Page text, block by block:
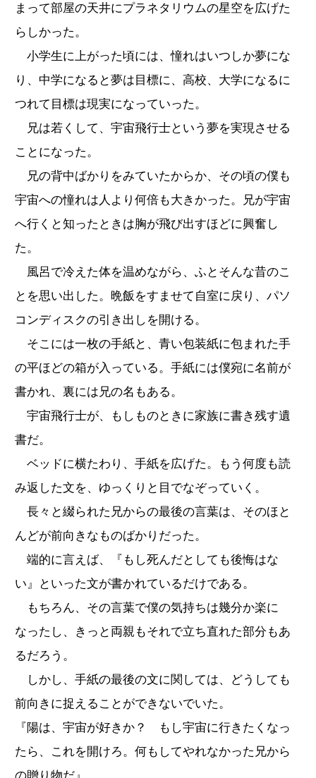
まって部屋の天井にプラネタリウムの星空を広げた
らしかった。
小学生に上がった頃には、憧れはいつしか夢にな
り、中学になると夢は目標に、高校、大学になるに
つれて目標は現実になっていった。
兄は若くして、宇宙飛行士という夢を実現させる
ことになった。
兄の背中ばかりをみていたからか、その頃の僕も
宇宙への憧れは人より何倍も大きかった。兄が宇宙
へ行くと知ったときは胸が飛び出すほどに興奮し
た。
風呂で冷えた体を温めながら、ふとそんな昔のこ
とを思い出した。晩飯をすませて自室に戻り、パソ
コンディスクの引き出しを開ける。
そこには一枚の手紙と、青い包装紙に包まれた手
の平ほどの箱が入っている。手紙には僕宛に名前が
書かれ、裏には兄の名もある。
宇宙飛行士が、もしものときに家族に書き残す遺
書だ。
ベッドに横たわり、手紙を広げた。もう何度も読
み返した文を、ゆっくりと目でなぞっていく。
長々と綴られた兄からの最後の言葉は、そのほと
んどが前向きなものばかりだった。
端的に言えば、『もし死んだとしても後悔はな
い』といった文が書かれているだけである。
もちろん、その言葉で僕の気持ちは幾分か楽に
なったし、きっと両親もそれで立ち直れた部分もあ
るだろう。
しかし、手紙の最後の文に関しては、どうしても
前向きに捉えることができないでいた。
『陽は、宇宙が好きか？ もし宇宙に行きたくなっ
たら、これを開けろ。何もしてやれなかった兄から